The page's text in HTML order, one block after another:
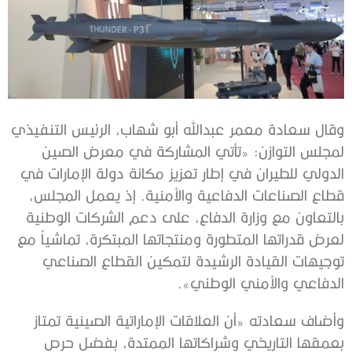
وقال سعادة معمر عبدالله أبو شهاب، الرئيس التنفيذي
لمجلس التوازن: «تأتي المشاركة في معرض الصين
الدولي للطيران في إطار تعزيز مكانة دولة الإمارات في
قطاع الصناعات الدفاعية والأمنية. إذ يعمل المجلس،
بالتعاون مع وزارة الدفاع، على دعم الشركات الوطنية
لعرض قدراتها المتطورة ومنتجاتها المبتكرة، تماشياً مع
توجيهات القيادة الرشيدة لتمكين القطاع الصناعي
الدفاعي والأمني الوطني».
وأضاف سعادته «أن العلاقات الإماراتية الصينية تمتاز
بعمقها التاريخي وشراكاتها الممتدة، بفضل حرص